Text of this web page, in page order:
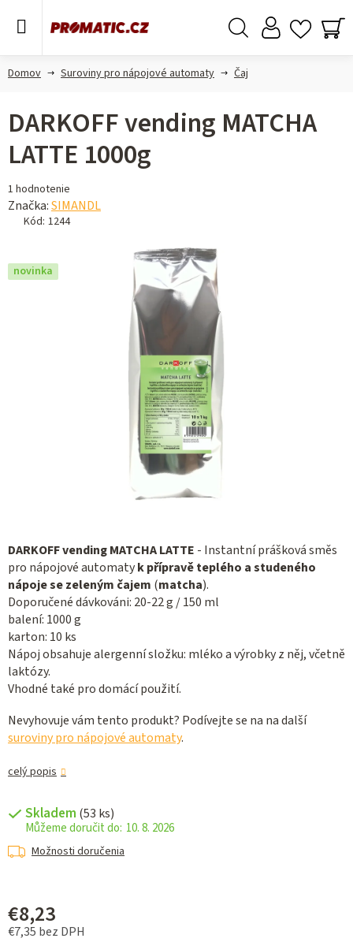
Domov Suroviny pro nápojové automaty Čaj
DARKOFF vending MATCHA LATTE - Instantní prášková směs
pro nápojové automatyk přípravě teplého a studeného
nápoje se zeleným čajem (matcha).
Doporučené dávkováni: 20-22 g / 150 ml
balení: 1000 g
karton: 10 ks
Nápoj obsahuje alergenní složku: mléko a výrobky z něj, včetně
laktózy.
Vhodné také pro domácí použití.
Nevyhovuje vám tento produkt? Podívejte se na na další
suroviny pro nápojové automaty.
celý popis
Skladem (53 ks)
10. 8. 2026
Možnosti doručenia
€8,23
€7,35 bez DPH
DARKOFF vending MATCHA
LATTE 1000g
Priemerné
hodnotenie
produktu
z 5
1 hodnotenie
Značka:SIMANDL
Kód: 1244
novinka